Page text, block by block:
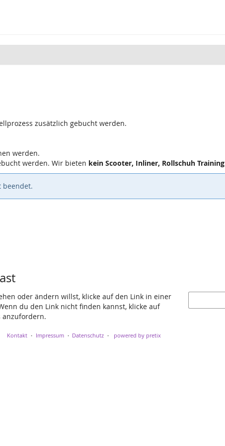
zusätzlich gebucht werden.
werden.
werden. Wir bieten kein Scooter, Inliner, Rollschuh Training
beendet.
oder ändern willst, klicke auf den Link in einer
du den Link nicht finden kannst, klicke auf
anzufordern.
Kontakt Impressum Datenschutz powered by pretix